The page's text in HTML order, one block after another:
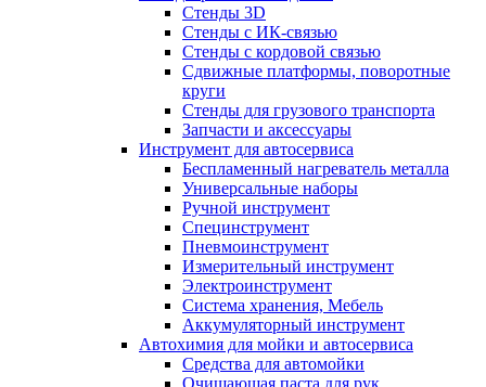
Стенды 3D
Стенды с ИК-связью
Стенды с кордовой связью
Сдвижные платформы, поворотные
круги
Стенды для грузового транспорта
Запчасти и аксессуары
Инструмент для автосервиса
Беспламенный нагреватель металла
Универсальные наборы
Ручной инструмент
Специнструмент
Пневмоинструмент
Измерительный инструмент
Электроинструмент
Система хранения, Мебель
Аккумуляторный инструмент
Автохимия для мойки и автосервиса
Средства для автомойки
Очищающая паста для рук